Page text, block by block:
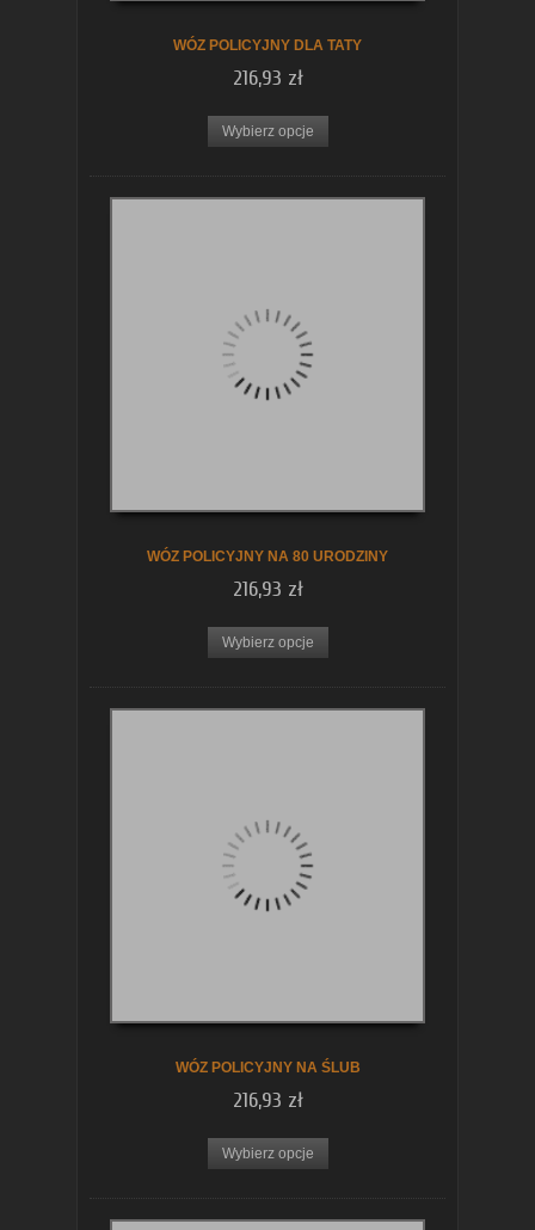
WÓZ POLICYJNY DLA TATY
216,93 zł
Wybierz opcje
WÓZ POLICYJNY NA 80 URODZINY
216,93 zł
Wybierz opcje
WÓZ POLICYJNY NA ŚLUB
216,93 zł
Wybierz opcje